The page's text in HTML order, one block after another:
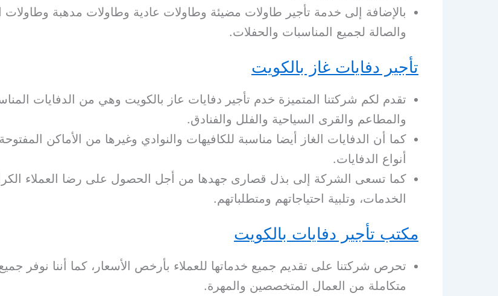
بالإضافة إلى خدمة تأجير طاولات مضيئة وطاولات عادية وطاولات مدهبة
والصالة لجميع المناسبات والحفلات.
تأجير دفايات غاز بالكويت
تقدم لكم شركتنا المتميزة خدم تأجير دفايات عاز بالكويت وهي من الدفايات
والمطاعم والقرى السياحية والفلل والفنادق.
كما أن الدفايات الغاز أيضا مناسبة للكافيهات والنوادي وغيرها من الأماكن
أنواع الدفايات.
كما تسعى الشركة إلى بذل قصارى جهدها من أجل الحصول على رضا العملاء
الخدمات، وتلبية احتياجاتهم ومتطلباتهم.
مكتب تأجير دفايات بالكويت
تحرص شركتنا على تقديم جميع خدماتها للعملاء بأرخص الأسعار، كما أننا نوفر
متكاملة من العمال المتخصصين والمهرة.